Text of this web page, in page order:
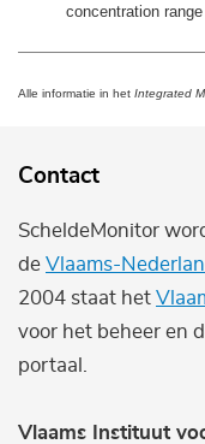
concentration
Alle informatie in het Integrated
Contact
ScheldeMonitor
de Vlaams-
2004 staat het
voor het beheer en
portaal.
Vlaams Instituut